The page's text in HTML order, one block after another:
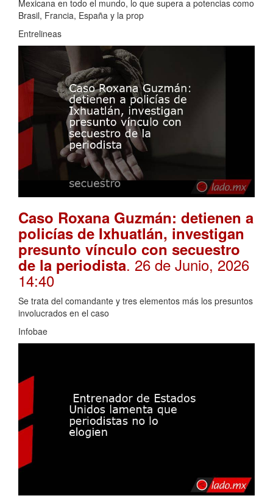
Mexicana en todo el mundo, lo que supera a potencias como
Brasil, Francia, España y la prop
Entrelineas
Caso Roxana Guzmán: detienen a
policías de Ixhuatlán, investigan
presunto vínculo con secuestro
de la periodista. 26 de Junio, 2026
14:40
Se trata del comandante y tres elementos más los presuntos
involucrados en el caso
Infobae